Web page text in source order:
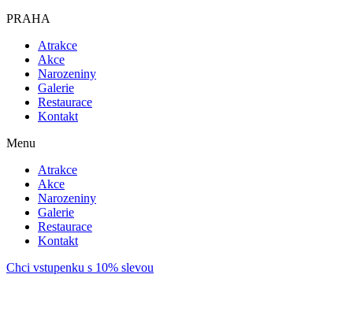
PRAHA
Atrakce
Akce
Narozeniny
Galerie
Restaurace
Kontakt
Menu
Atrakce
Akce
Narozeniny
Galerie
Restaurace
Kontakt
Chci vstupenku s 10% slevou